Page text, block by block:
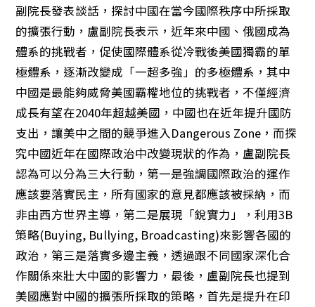
副院長發表談話，探討中國在當今國際秩序中所採取
的擴張行動，盧副院長表示，近年來中國、俄國成為
體系的挑戰者，促使國際體系從冷戰後美國獨霸的單
極體系，逐漸改變成「一超多強」的多極體系，其中
中國是最能夠威脅美國霸權地位的挑戰者，不僅經濟
成長有望在2040年超越美國，中國也在近年提升國防
支出，讓美中之間的競爭進入Dangerous Zone，而探
究中國近年在國際政治中改變現狀的作為，盧副院長
認為可以分為三大行動，第一是強調國際政治的運作
應該要落實民主，所有國家的意見都應該被採納，而
非由西方世界主導，第二是展現「銳實力」，利用3B
策略(Buying, Bullying, Broadcasting)來影響各國的
政治，第三是落實多邊主義，透過跟不同國家深化合
作關係來壯大中國的影響力，最後，盧副院長也提到
美國應對中國的擴張所採取的策略，首先是提升在印